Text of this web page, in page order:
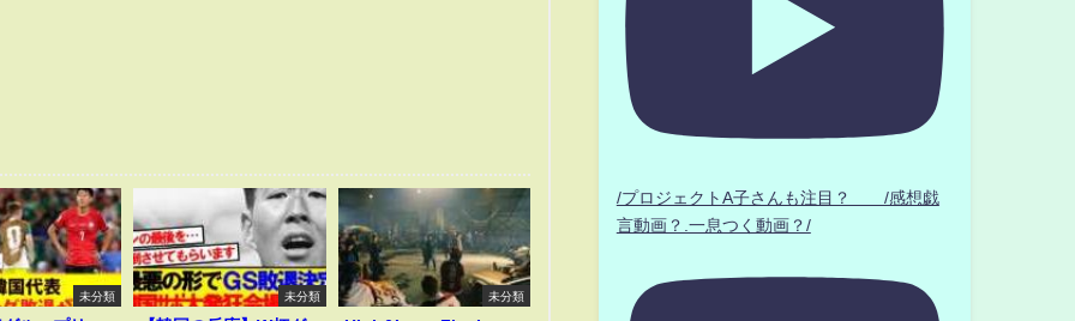
未分類 未分類 未分類
/プロジェクトA子さんも注目？ /感想戯
言動画？.一息つく動画？/